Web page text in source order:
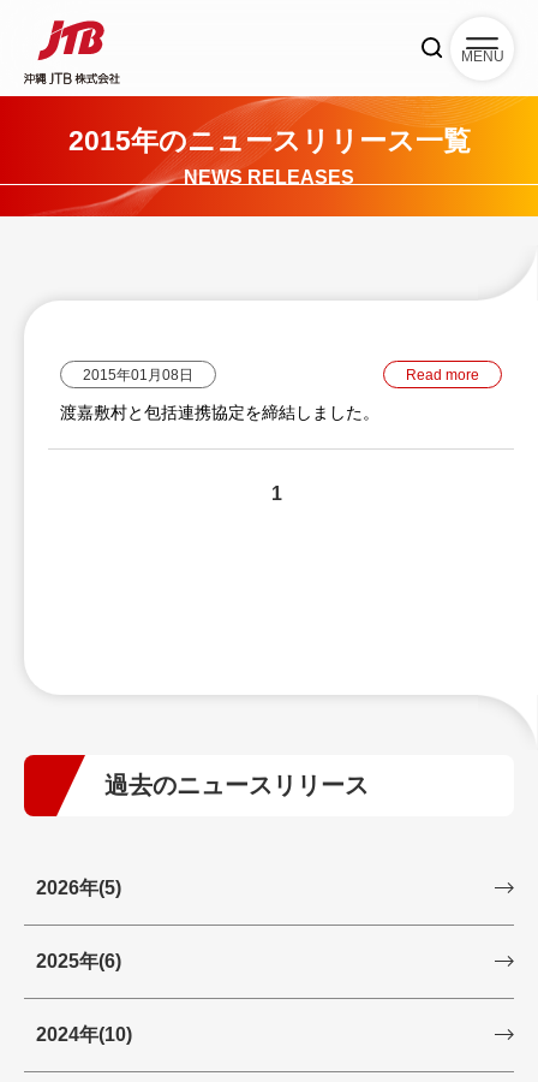
MENU
2015年のニュースリリース一覧
NEWS RELEASES
2015年01月08日 Read more
渡嘉敷村と包括連携協定を締結しました。
1
過去のニュースリリース
2026年(5)
2025年(6)
2024年(10)